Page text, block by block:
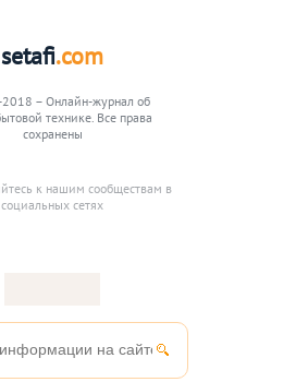
setafi.com
– Онлайн-журнал об
технике. Все права
сохранены
к нашим сообществам в
социальных сетях